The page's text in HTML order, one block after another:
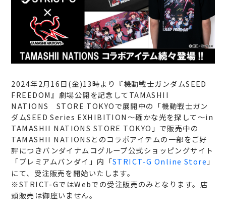
2024年2月16日(金)13時より『機動戦士ガンダムSEED
FREEDOM』劇場公開を記念してTAMASHII
NATIONS STORE TOKYOで展開中の「機動戦士ガン
ダムSEED Series EXHIBITION～確かな光を探して～in
TAMASHII NATIONS STORE TOKYO」で販売中の
TAMASHII NATIONSとのコラボアイテムの一部をご好
評につきバンダイナムコグループ公式ショッピングサイト
「プレミアムバンダイ」内「STRICT-G Online Store 」
にて、受注販売を開始いたします。
※STRICT-GではWebでの受注販売のみとなります。店
頭販売は御座いません。